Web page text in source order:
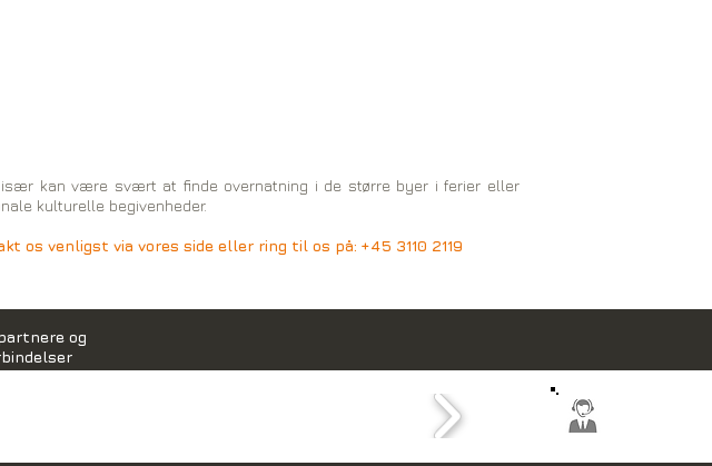
kan være svært at finde overnatning i de større byer i ferier eller
kulturelle begivenheder.
os venligst via vores side eller ring til os på: +45 3110 2119
og